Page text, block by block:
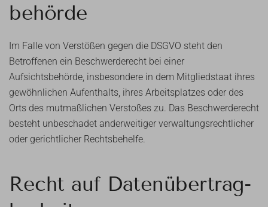
behörde
Im Falle von Verstößen gegen die DSGVO steht den
Betroffenen ein Beschwerderecht bei einer
Aufsichtsbehörde, insbesondere in dem Mitgliedstaat ihres
gewöhnlichen Aufenthalts, ihres Arbeitsplatzes oder des
Orts des mutmaßlichen Verstoßes zu. Das Beschwerderecht
besteht unbeschadet anderweitiger verwaltungsrechtlicher
oder gerichtlicher Rechtsbehelfe.
Recht auf Daten­übertrag­